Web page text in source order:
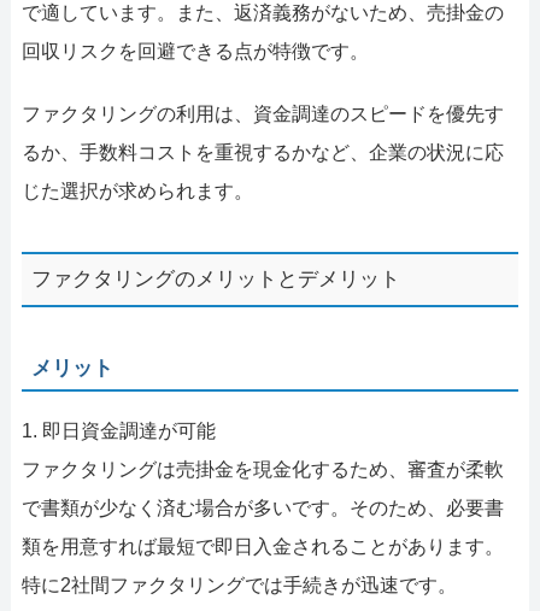
で適しています。また、返済義務がないため、売掛金の
回収リスクを回避できる点が特徴です。
ファクタリングの利用は、資金調達のスピードを優先す
るか、手数料コストを重視するかなど、企業の状況に応
じた選択が求められます。
ファクタリングのメリットとデメリット
メリット
1. 即日資金調達が可能
ファクタリングは売掛金を現金化するため、審査が柔軟
で書類が少なく済む場合が多いです。そのため、必要書
類を用意すれば最短で即日入金されることがあります。
特に2社間ファクタリングでは手続きが迅速です。